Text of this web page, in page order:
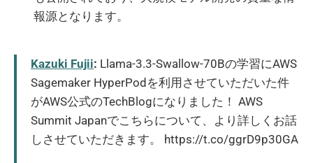
報源となります。
Kazuki Fujii: Llama-3.3-Swallow-70Bの学習にAWS
Sagemaker HyperPodを利用させていただいた件
がAWS公式のTechBlogになりました！ AWS
Summit Japanでこちらについて、より詳しくお話
しさせていただきます。 https://t.co/ggrD9p30GA